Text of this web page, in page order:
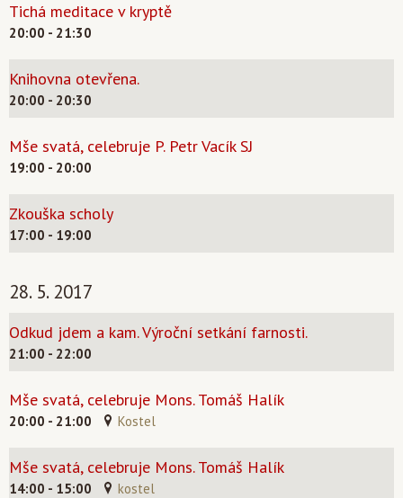
Tichá meditace v kryptě
20:00 - 21:30
Knihovna otevřena.
20:00 - 20:30
Mše svatá, celebruje P. Petr Vacík SJ
19:00 - 20:00
Zkouška scholy
17:00 - 19:00
28. 5. 2017
Odkud jdem a kam. Výroční setkání farnosti.
21:00 - 22:00
Mše svatá, celebruje Mons. Tomáš Halík
20:00 - 21:00 Kostel
Mše svatá, celebruje Mons. Tomáš Halík
14:00 - 15:00 kostel